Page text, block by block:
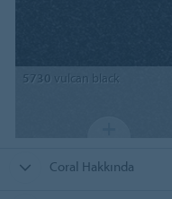
5730 vulcan black
Coral Hakkında